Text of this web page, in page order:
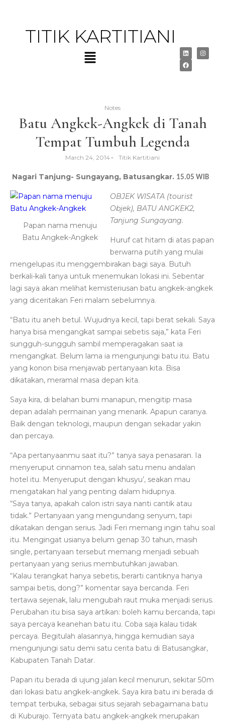
TITIK KARTITIANI
Notes
Batu Angkek-Angkek di Tanah
Tempat Tumbuh Legenda
March 24, 2014- Titik Kartitiani
Nagari Tanjung- Sungayang, Batusangkar. 15.05 WIB
Papan nama menuju
Batu Angkek-Angkek
OBJEK WISATA (tourist
Objek), BATU ANGKEK2,
Tanjung Sungayang.
Huruf cat hitam di atas papan
berwarna putih yang mulai
mengelupas itu menggembirakan bagi saya. Butuh
berkali-kali tanya untuk menemukan lokasi ini. Sebentar
lagi saya akan melihat kemisteriusan batu angkek-angkek
yang diceritakan Feri malam sebelumnya.
“Batu itu aneh betul. Wujudnya kecil, tapi berat sekali. Saya
hanya bisa mengangkat sampai sebetis saja,” kata Feri
sungguh-sungguh sambil memperagakan saat ia
mengangkat. Belum lama ia mengunjungi batu itu. Batu
yang konon bisa menjawab pertanyaan kita. Bisa
dikatakan, meramal masa depan kita.
Saya kira, di belahan bumi manapun, mengitip masa
depan adalah permainan yang menarik. Apapun caranya.
Baik dengan teknologi, maupun dengan sekadar yakin
dan percaya.
“Apa pertanyaanmu saat itu?” tanya saya penasaran. Ia
menyeruput cinnamon tea, salah satu menu andalan
hotel itu. Menyeruput dengan khusyu’, seakan mau
mengatakan hal yang penting dalam hidupnya.
“Saya tanya, apakah calon istri saya nanti cantik atau
tidak.” Pertanyaan yang mengundang senyum, tapi
dikatakan dengan serius. Jadi Feri memang ingin tahu soal
itu. Mengingat usianya belum genap 30 tahun, masih
single, pertanyaan tersebut memang menjadi sebuah
pertanyaan yang serius membutuhkan jawaban.
“Kalau terangkat hanya sebetis, berarti cantiknya hanya
sampai betis, dong?” komentar saya bercanda. Feri
tertawa sejenak, lalu mengubah raut muka menjadi serius.
Perubahan itu bisa saya artikan: boleh kamu bercanda, tapi
saya percaya keanehan batu itu. Coba saja kalau tidak
percaya. Begitulah alasannya, hingga kemudian saya
mengunjungi satu demi satu cerita batu di Batusangkar,
Kabupaten Tanah Datar.
Papan itu berada di ujung jalan kecil menurun, sekitar 50m
dari lokasi batu angkek-angkek. Saya kira batu ini berada di
tempat terbuka, sebagai situs sejarah sebagaimana batu
di Kuburajo. Ternyata batu angkek-angkek merupakan